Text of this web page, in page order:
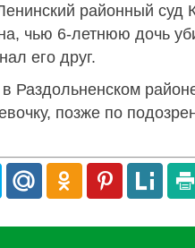
районный суд
чью 6-летнюю дочь
его друг.
в Раздольненском
позже по